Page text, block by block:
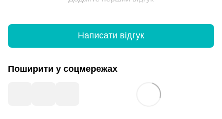
Написати відгук
Поширити у соцмережах